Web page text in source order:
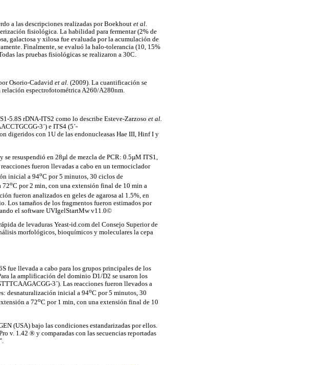
a las descripciones realizadas por Boekhout et al.
fisiológica. La habilidad para fermentar (2% de
galactosa y xilosa fue evaluada por la acumulación de
Finalmente, se evaluó la halo-tolerancia (10, 15%
las pruebas fisiológicas se realizaron a 30C.
Osorio-Cadavid et al. (2009). La cuantificación se
espectrofotométrica A260/A280nm.
5.8S rDNA-ITS2 como lo describe Esteve-Zarzoso et al.
3´) e ITS4 (5´-
digeridos con 1U de las endonucleasas Hae III, Hinf I y
resuspendió en 28µl de mezcla de PCR: 0.5µM ITS1,
fueron llevadas a cabo en un termociclador
inicial a 94oC por 5 minutos, 30 ciclos de
72oC por 2 min, con una extensión final de 10 min a
fueron analizados en geles de agarosa al 1.5%, en
Los tamaños de los fragmentos fueron estimados por
el software UVIgelStartMw v11.0©
de levaduras Yeast-id.com del Consejo Superior de
morfológicos, bioquímicos y moleculares la cepa
fue llevada a cabo para los grupos principales de los
la amplificación del dominio D1/D2 se usaron los
3´). Las reacciones fueron llevados a
desnaturalización inicial a 94oC por 5 minutos, 30
a 72oC por 1 min, con una extensión final de 10
(USA) bajo las condiciones estandarizadas por ellos.
v. 1.42 ® y comparadas con las secuencias reportadas